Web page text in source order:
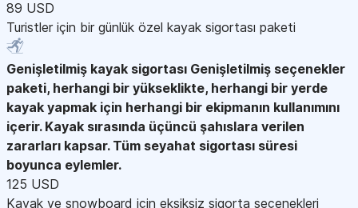
89 USD
Turistler için bir günlük özel kayak sigortası paketi
Genişletilmiş kayak sigortası Genişletilmiş seçenekler
paketi, herhangi bir yükseklikte, herhangi bir yerde
kayak yapmak için herhangi bir ekipmanın kullanımını
içerir. Kayak sırasında üçüncü şahıslara verilen
zararları kapsar. Tüm seyahat sigortası süresi
boyunca eylemler.
125 USD
Kayak ve snowboard için eksiksiz sigorta seçenekleri